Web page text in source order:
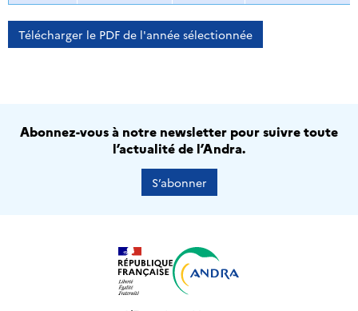
Télécharger le PDF de l'année sélectionnée
Abonnez-vous à notre newsletter pour suivre toute
l’actualité de l’Andra.
S’abonner